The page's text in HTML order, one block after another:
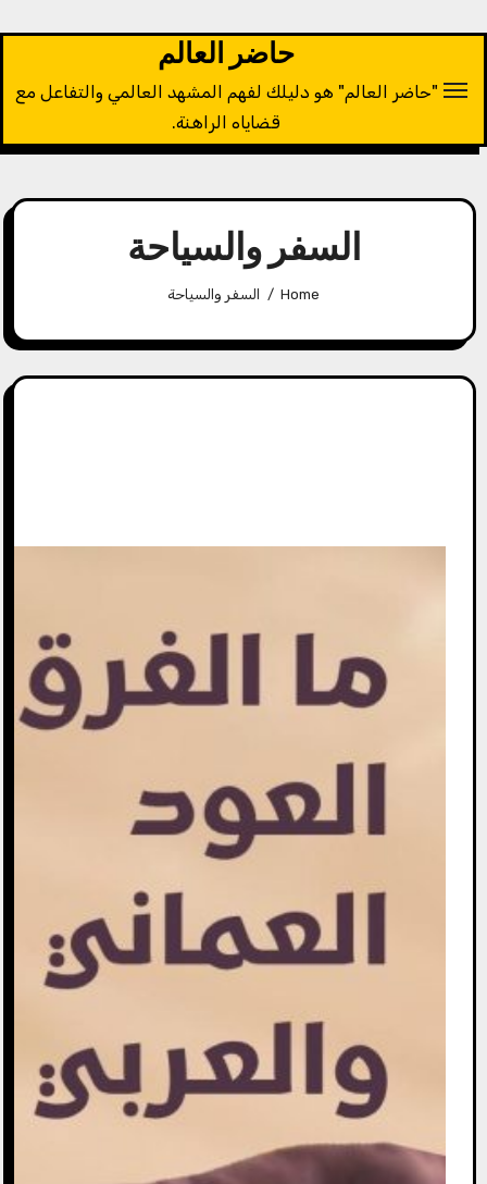
حاضر العالم
"حاضر العالم" هو دليلك لفهم المشهد العالمي والتفاعل مع
قضاياه الراهنة.
السفر والسياحة
Home السفر والسياحة